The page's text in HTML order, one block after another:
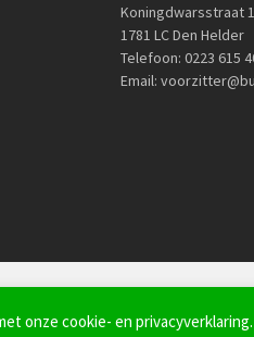
Koningdwarsstraat
1781 LC Den Helder
Telefoon: 0223 615
Email:
onze cookie- en privacyverklaring.